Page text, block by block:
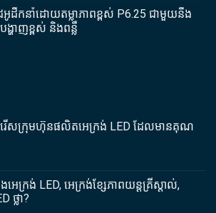
េអូដឹកនាំដោយតម្លាភាពខ្ពស់ P6.25 ជាមួយនឹង
ហាញខ្ពស់ និងពន្លឺ
រើសក្រុមហ៊ុនផលិតអេក្រង់ LED ដែលមានគុណ
ើស
ងអេក្រង់ LED, អេក្រង់ខ្សែភាពយន្តគ្រីស្តាល់,
ថ្លា?